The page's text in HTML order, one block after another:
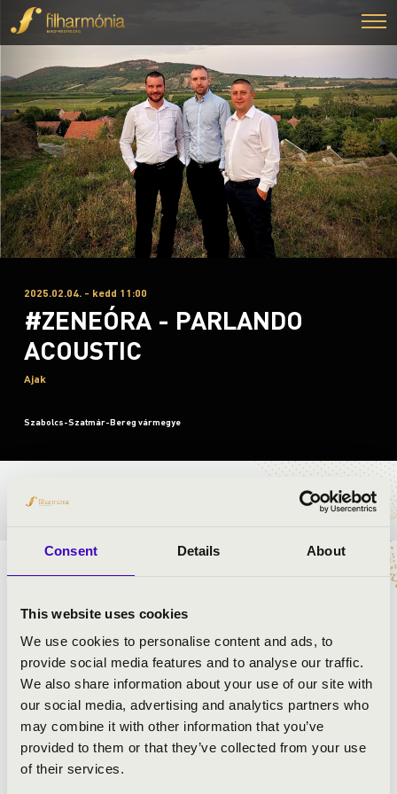
Consent Details About
This website uses cookies
We use cookies to personalise content and ads, to
provide social media features and to analyse our traffic.
We also share information about your use of our site with
our social media, advertising and analytics partners who
may combine it with other information that you’ve
provided to them or that they’ve collected from your use
of their services.
2025.02.04. - kedd 11:00
#ZENEÓRA - PARLANDO
ACOUSTIC
Ajak
Szabolcs-Szatmár-Bereg vármegye
BÉRLET- ÉS JEGYÁRAK
ELŐADÓK:
Parlando Acoustic
Szoroka Dániel- harmonika és moderátor
Ignácz Krisztián- bőgő, gitár
Soós János- trombita, dob
MŰSOR: